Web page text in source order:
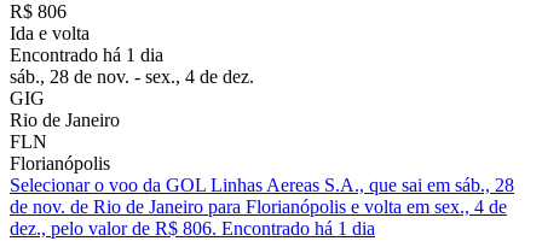
R$ 806
Ida e volta
Encontrado há 1 dia
sáb., 28 de nov. - sex., 4 de dez.
GIG
Rio de Janeiro
FLN
Florianópolis
Selecionar o voo da GOL Linhas Aereas S.A., que sai em sáb., 28
de nov. de Rio de Janeiro para Florianópolis e volta em sex., 4 de
dez., pelo valor de R$ 806. Encontrado há 1 dia